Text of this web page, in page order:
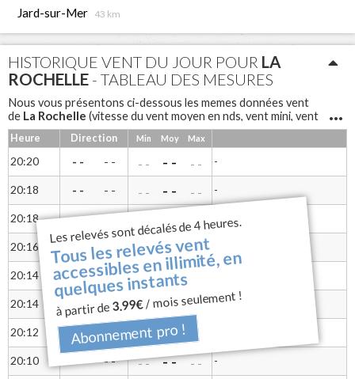
Jard-sur-Mer 43 km
HISTORIQUE VENT DU JOUR POUR LA
ROCHELLE - TABLEAU DES MESURES
Nous vous présentons ci-dessous les memes données vent
de La Rochelle (vitesse du vent moyen en nds, vent mini, vent
maxi, rafales et direction du vent) sous forme de tableau pour
une lecture différente
Notre anémomètre à coupelles
du vent et une girouette permet d'avoir la direction.
Les relevés sont décalés de 4 heures.
Tous les relevés vent
accessibles en illimité, en
quelques instants
à partir de3.99€/ mois seulement !
Abonnement pro !
Heure Direction Min Moy Max
20:20 - - - - - - - - - - -
20:18 - - - - - - - - - - -
20:18 - - - - - - - -
20:16 - - - - - - - -
20:14 - - - - - - - -
20:14 - - - - - - - - - - -
20:12 - - - - - - - - - -
20:10 - - - - - - - - - - -